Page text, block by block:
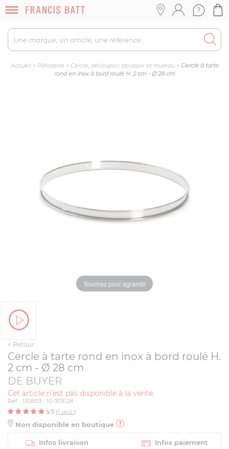
Accueil> Pâtisserie > Cercle, découpoir, poussoir et rouleau> Cercle à tarte
rond en inox à bord roulé H. 2 cm - Ø 28 cm
Touchez pour agrandir
< Retour
Cercle à tarte rond en inox à bord roulé H.
2 cm - Ø 28 cm
DE BUYER
Cet article n'est pas disponible à la vente.
Réf. : 130803 - 10-309128
5/5 (1 avis )
Non disponible en boutique
Infos livraison
Infos paiement